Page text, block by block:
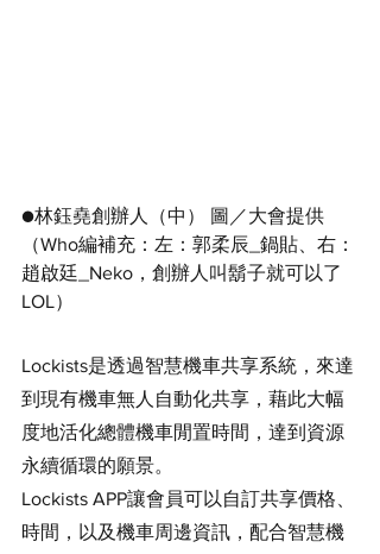
●林鈺堯創辦人（中） 圖／大會提供
（Who編補充：左：郭柔辰_鍋貼、右：
趙啟廷_Neko，創辦人叫鬍子就可以了
LOL）
Lockists是透過智慧機車共享系統，來達
到現有機車無人自動化共享，藉此大幅
度地活化總體機車閒置時間，達到資源
永續循環的願景。
Lockists APP讓會員可以自訂共享價格、
時間，以及機車周邊資訊，配合智慧機